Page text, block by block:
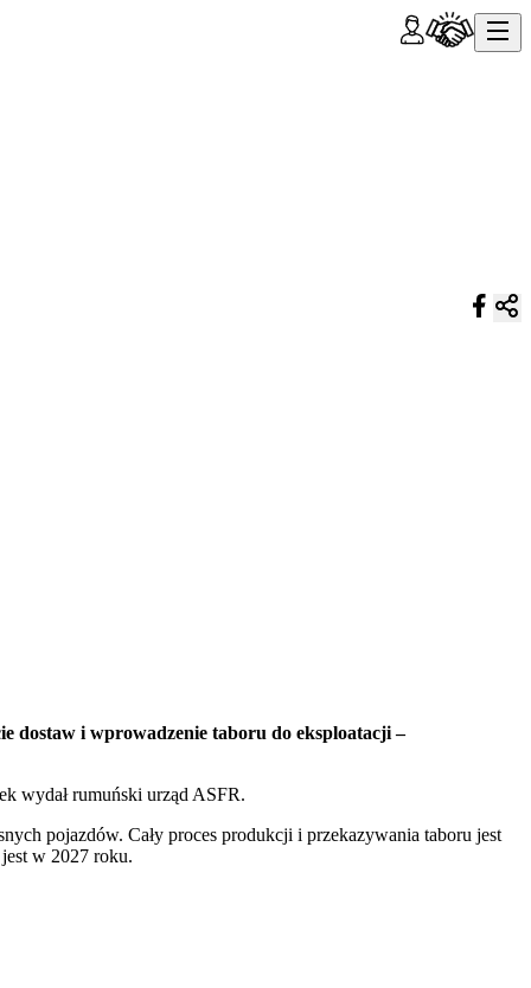
dostaw i wprowadzenie taboru do eksploatacji –
wydał rumuński urząd ASFR.
pojazdów. Cały proces produkcji i przekazywania taboru jest
w 2027 roku.